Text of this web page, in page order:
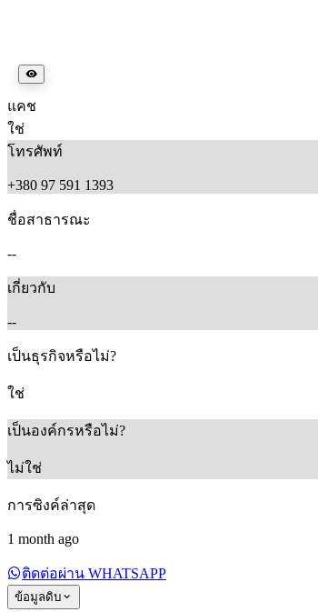
แคช
ใช่
โทรศัพท์
+380 97 591 1393
ชื่อสาธารณะ
--
เกี่ยวกับ
--
เป็นธุรกิจหรือไม่?
ใช่
เป็นองค์กรหรือไม่?
ไม่ใช่
การซิงค์ล่าสุด
1 month ago
ติดต่อผ่าน WHATSAPP
ข้อมูลดิบ